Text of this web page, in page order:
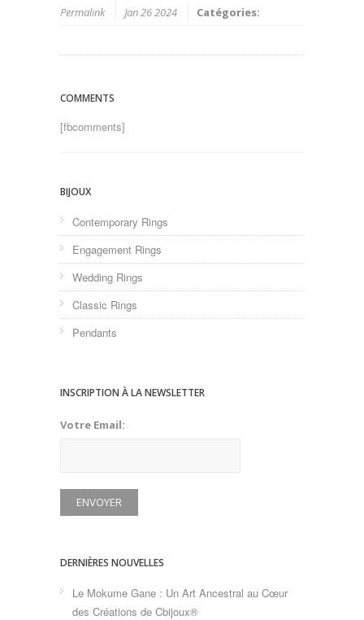
Permalink
Jan 26 2024
Catégories:
COMMENTS
[fbcomments]
BIJOUX
Contemporary Rings
Engagement Rings
Wedding Rings
Classic Rings
Pendants
INSCRIPTION À LA NEWSLETTER
Votre Email:
DERNIÈRES NOUVELLES
Le Mokume Gane : Un Art Ancestral au Cœur
des Créations de Cbijoux®